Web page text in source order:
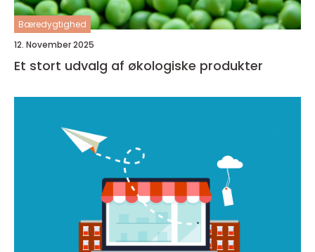
Bæredygtighed
12. November 2025
Et stort udvalg af økologiske produkter